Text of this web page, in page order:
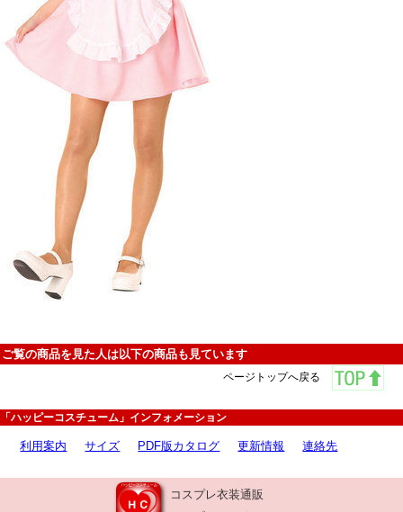
ご覧の商品を見た人は以下の商品も見ています
ページトップへ戻る
「ハッピーコスチューム」インフォメーション
利用案内 サイズ PDF版カタログ 更新情報 連絡先
コスプレ衣装通販